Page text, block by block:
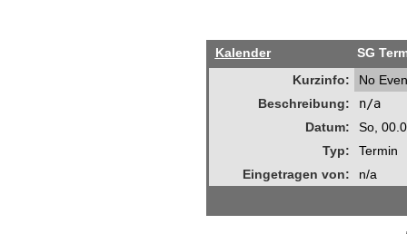
Kalender
SG
Kurzinfo:
No
Beschreibung:
n/a
Datum:
So,
Typ:
Termin
Eingetragen von:
n/a